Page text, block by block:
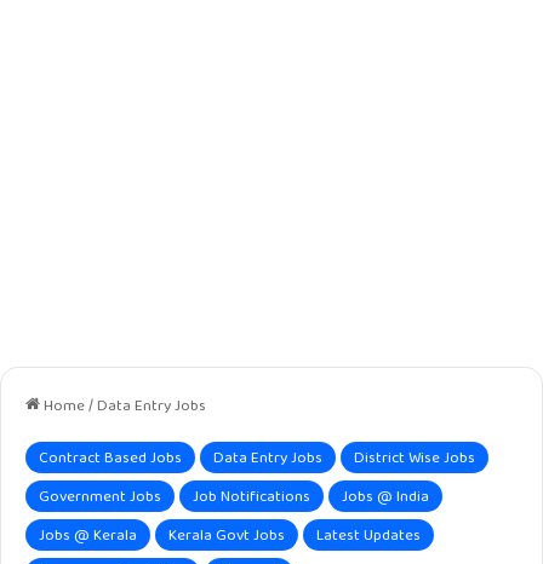
Home/ Data Entry Jobs
Contract Based Jobs Data Entry Jobs
District Wise Jobs
Government Jobs
Job Notifications
Jobs @ India
Jobs @ Kerala
Kerala Govt Jobs
Latest Updates